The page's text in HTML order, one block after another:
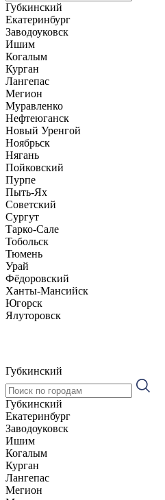
Губкинский
Екатеринбург
Заводоуковск
Ишим
Когалым
Курган
Лангепас
Мегион
Муравленко
Нефтеюганск
Новый Уренгой
Ноябрьск
Нягань
Пойковский
Пурпе
Пыть-Ях
Советский
Сургут
Тарко-Сале
Тобольск
Тюмень
Урай
Фёдоровский
Ханты-Мансийск
Югорск
Ялуторовск
Губкинский
Губкинский
Екатеринбург
Заводоуковск
Ишим
Когалым
Курган
Лангепас
Мегион